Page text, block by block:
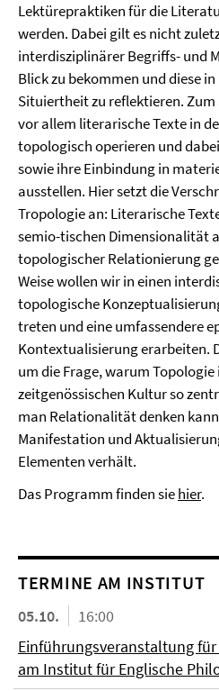
Lektürepraktiken für die
werden. Dabei gilt es nicht
interdisziplinärer Begriffs- und
Blick zu bekommen und diese
Situiertheit zu reflektieren.
vor allem literarische Texte in
topologisch operieren und
sowie ihre Einbindung in
ausstellen. Hier setzt die
Tropologie an: Literarische
semio-tischen Dimensionalität
topologischer Relationierung
Weise wollen wir in einen
topologische
treten und eine umfassendere
Kontextualisierung erarbeiten.
um die Frage, warum Topologie
zeitgenössischen Kultur so
man Relationalität denken
Manifestation und
Elementen verhält.
Das Programm finden siehier.
TERMINE AM INSTITUT
05.10.
16:00
Einführungsveranstaltung
am Institut für Englische